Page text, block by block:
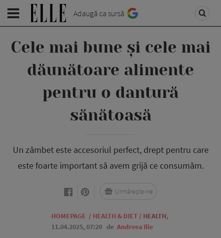
Adaugă ca sursă
Cele mai bune și cele mai
dăunătoare alimente
pentru o dantură
sănătoasă
Un zâmbet este accesoriul perfect, drept pentru care
este foarte important să avem grijă ce consumăm.
HOMEPAGE / HEALTH & DIET / HEALTH,
11.04.2025, 07:20 de Andreea Ilie
Urmărește-ne